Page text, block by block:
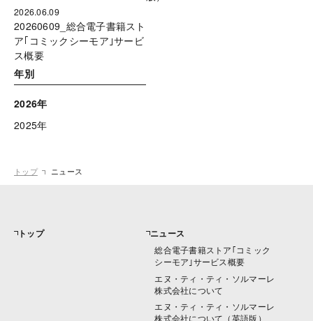
2026.06.09
20260609_総合電子書籍スト
ア｢コミックシーモア｣サービ
ス概要
年別
2026年
2025年
トップ ニュース
トップ ニュース
総合電子書籍ストア｢コミック
シーモア｣サービス概要
エヌ・ティ・ティ・ソルマーレ
株式会社について
エヌ・ティ・ティ・ソルマーレ
株式会社について（英語版）